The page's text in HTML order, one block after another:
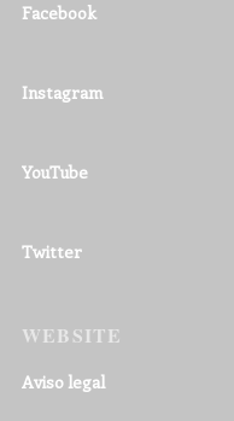
Facebook
Instagram
YouTube
Twitter
WEBSITE
Aviso legal